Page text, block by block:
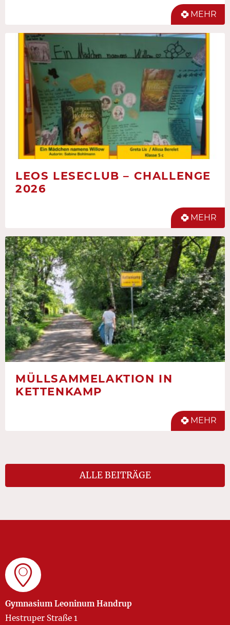
MEHR
LEOS LESECLUB – CHALLENGE
2026
MEHR
MÜLLSAMMELAKTION IN
KETTENKAMP
MEHR
ALLE BEITRÄGE
Gymnasium Leoninum Handrup
Hestruper Straße 1